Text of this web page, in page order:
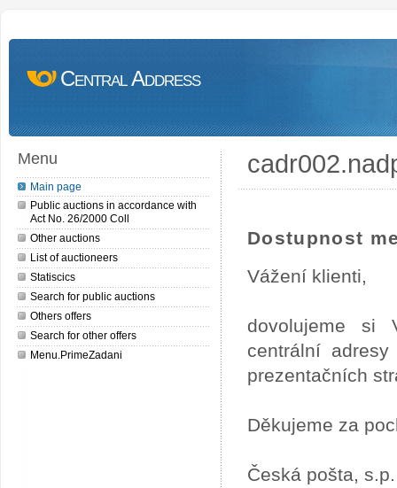
Central Address
Menu
Main page
Public auctions in accordance with
Act No. 26/2000 Coll
Other auctions
List of auctioneers
Statiscics
Search for public auctions
Others offers
Search for other offers
Menu.PrimeZadani
Dostupnost
Vážení klienti,
dovolujeme si
centrální
prezentačních
Děkujeme za
Česká pošta, s.p.